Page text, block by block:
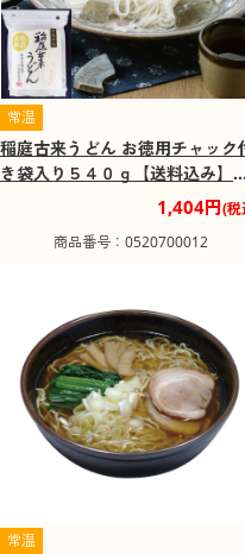
常温
稲庭古来うどん お徳用チャック
き袋入り５４０ｇ【送料込み】
1,404円(税
商品番号：0520700012
常温